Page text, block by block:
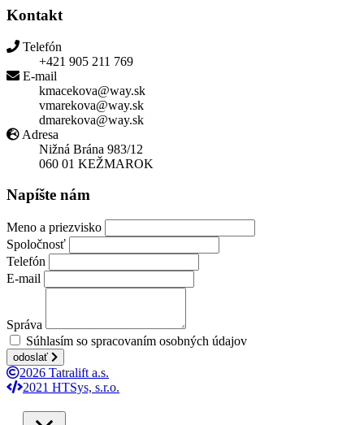
Kontakt
Telefón
+421 905 211 769
E-mail
kmacekova@way.sk
vmarekova@way.sk
dmarekova@way.sk
Adresa
Nižná Brána 983/12
060 01 KEŽMAROK
Napíšte nám
Meno a priezvisko
Spoločnosť
Telefón
E-mail
Správa
Súhlasím so spracovaním osobných údajov
odoslať
2026 Tatralift a.s.
2021 HTSys, s.r.o.